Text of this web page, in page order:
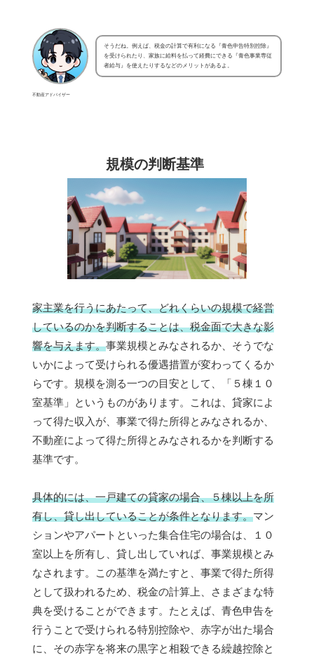
不動産アドバイザー
そうだね。例えば、税金の計算で有利になる『青色申告特別控除』
を受けられたり、家族に給料を払って経費にできる『青色事業専従
者給与』を使えたりするなどのメリットがあるよ。
規模の判断基準
家主業を行うにあたって、どれくらいの規模で経営
しているのかを判断することは、税金面で大きな影
響を与えます。事業規模とみなされるか、そうでな
いかによって受けられる優遇措置が変わってくるか
らです。規模を測る一つの目安として、「５棟１０
室基準」というものがあります。これは、貸家によ
って得た収入が、事業で得た所得とみなされるか、
不動産によって得た所得とみなされるかを判断する
基準です。
具体的には、一戸建ての貸家の場合、５棟以上を所
有し、貸し出していることが条件となります。マン
ションやアパートといった集合住宅の場合は、１０
室以上を所有し、貸し出していれば、事業規模とみ
なされます。この基準を満たすと、事業で得た所得
として扱われるため、税金の計算上、さまざまな特
典を受けることができます。たとえば、青色申告を
行うことで受けられる特別控除や、赤字が出た場合
に、その赤字を将来の黒字と相殺できる繰越控除と